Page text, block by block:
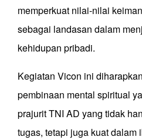
memperkuat nilai-nilai
sebagai landasan dalam
kehidupan pribadi.
Kegiatan Vicon ini
pembinaan mental spiritual
prajurit TNI AD yang tidak
tugas, tetapi juga kuat dalam